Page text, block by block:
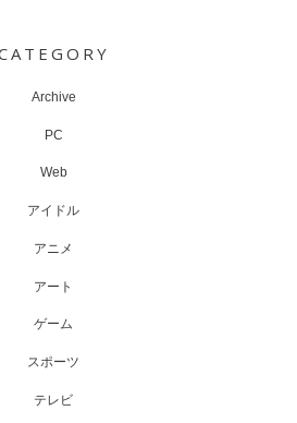
Archive
PC
Web
アイドル
アニメ
アート
ゲーム
スポーツ
テレビ